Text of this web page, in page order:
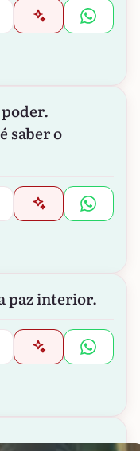
saber o
paz interior.